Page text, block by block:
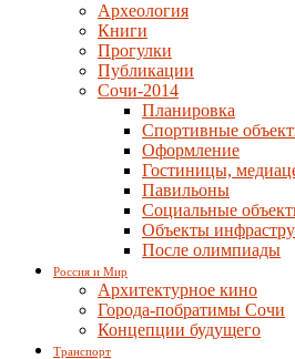
Археология
Книги
Прогулки
Публикации
Сочи-2014
Планировка
Спортивные
Оформление
Гостиницы,
Павильоны
Социальные
Объекты
После олимпиады
Россия и Мир
Архитектурное кино
Города-побратимы Сочи
Концепции будущего
Транспорт